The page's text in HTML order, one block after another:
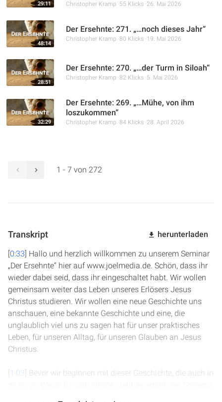
29:11 Christopher Kramp 55 Klicks 26. Mai 2026
48:14
Der Ersehnte: 271. „…noch dieses Jahr“
Christopher Kramp 80 Klicks 19. Mai 2026
28:51
Der Ersehnte: 270. „…der Turm in Siloah“
Christopher Kramp 82 Klicks 5. Mai 2026
32:29
Der Ersehnte: 269. „…Mühe, von ihm
loszukommen“
Christopher Kramp 84 Klicks 28. April 2026
1 - 7 von 272
Transkript herunterladen
[0:33] Hallo und herzlich willkommen zu unserem Seminar
„Der Ersehnte“ hier auf www.joelmedia.de. Schön, dass ihr
wieder dabei seid, dass ihr eingeschaltet habt. Wir wollen
gemeinsam weiter das Leben unseres Erlösers Jesus
Christus studieren. Wir wollen eine neue Geschichte uns
anschauen, eine bekannte Geschichte und eine, die
unglaublich viel uns zu sagen hat für unser praktisches
Leben, für unseren Alltag, für unseren Glauben an Jesus
Christus.
[1:03] Bevor wir beginnen mit dieser Geschichte, die auch in